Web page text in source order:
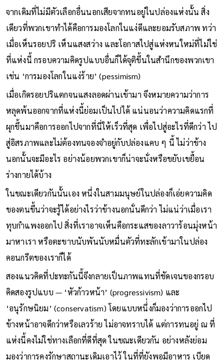
ความหวังเดียวที่ผุดขึ้นมาในความมืดมิดนิรันดร์ของพวกเขา
จากเดิมที่ไม่มีตัวเลือกอื่นนอกเสียจากทนอยู่ในปล่องแห่งนั้น สิ่ง
เดียวที่พวกเขาทำได้คือการมองโลกในแง่ดีและยอมรับสภาพ ทว่า
เมื่อเห็นรอยปริ เห็นแสงสว่าง และโอกาสไปสู่แห่งหนใหม่ที่ไม่ใช่
ที่แห่งนี้ กรอบความคิดรูปแบบอื่นก็ได้จุติขึ้นในสำนึกของพวกเขา
เช่น ‘การมองโลกในแง่ร้าย’ (pessimism)
เมื่อเกิดรอยปริแตกจนแสงลอดผ่านเข้ามา จึงหมายความว่าการ
หลุดพ้นออกจากที่แห่งนี้ย่อมเป็นไปได้ แน่นอนว่าความคิดแรกที่
ผุกขึ้นมาคือการออกไปจากที่นี่ให้เร็วที่สุด เพื่อไปสู่อะไรที่ดีกว่า ไป
สู่อิสรภาพและไม่ต้องทนจองจำอยู่กับปล่องแคบ ๆ นี้ ไม่ว่าข้าง
นอกนั้นจะมีอะไร อย่างน้อยพวกเขาก็น่าจะนั่งหรือขยับเขยื้อน
ร่างกายได้บ้าง
ในขณะเดียวกันนั้นเอง หนึ่งในสามมนุษย์ในปล่องก็เอ่ยความคิด
ของตนขึ้นว่าจะรู้ได้อย่างไรว่าข้างนอกนั่นดีกว่า ไม่แน่ว่าเมื่อเรา
ทุบกำแพงออกไป สิ่งที่เราอาจเห็นคือกระแสของลาวาร้อนมุ่งหน้า
มาหาเรา หรือตะขาบนับพันนับหมื่นตัวที่ทะลักเข้ามาในปล่อง
คอนกรีตของเราก็ได้
สองแนวคิดที่ปะทะกันนี้จึงกลายเป็นภาพแทนที่ชัดเจนของกรอบ
คิดสองรูปแบบ — ‘หัวก้าวหน้า’ (progressivism) และ
‘อนุรักษนิยม’ (conservatism) โดยแบบหนึ่่งก็มองว่าการออกไป
ข้างหน้าอาจดีกว่าหรือเลวร้าย ไม่อาจทราบได้ แต่การทนอยู่ ณ ที่
แห่งนี้คงไม่ใช่ทางเลือกที่ดีที่สุด ในขณะเดียวกัน อย่างหลังย่อม